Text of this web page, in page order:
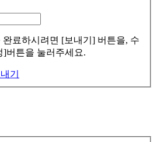
완료하시려면 [보내기] 버튼을, 수
]버튼을 눌러주세요.
기